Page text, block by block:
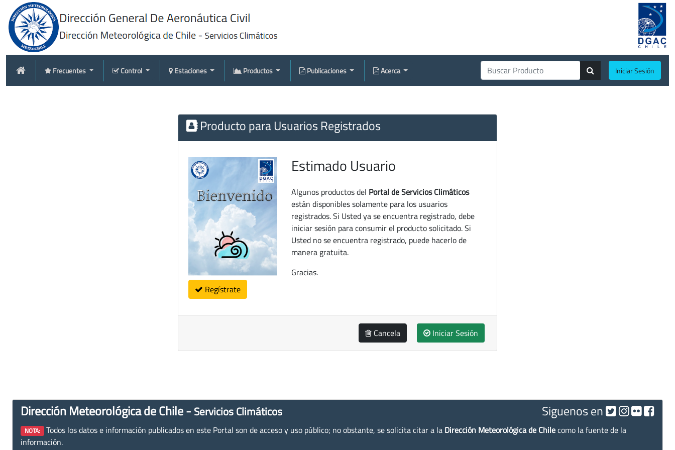
Frecuentes Control Estaciones Productos Publicaciones Acerca Iniciar Sesión
Producto para Usuarios Registrados
Regístrate
Estimado Usuario
Algunos productos del Portal de Servicios Climáticos
están disponibles solamente para los usuarios
registrados. Si Usted ya se encuentra registrado, debe
iniciar sesión para consumir el producto solicitado. Si
Usted no se encuentra registrado, puede hacerlo de
manera gratuita.
Gracias.
Cancela Iniciar Sesión
Dirección Meteorológica de Chile - Servicios Climáticos Siguenos en
NOTA: Todos los datos e información publicados en este Portal son de acceso y uso público; no obstante, se solicita citar a la Dirección Meteorológica de Chilecomo la fuente de la
información.